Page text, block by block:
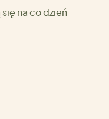
na co dzień